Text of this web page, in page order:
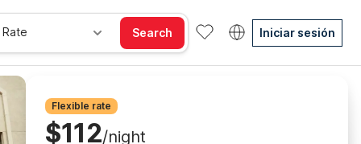
Search Iniciar sesión
Flexible rate
$112/night